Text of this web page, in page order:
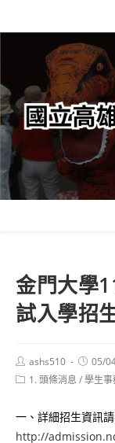
轉
要
內
容
金門大學
試入學招
Post
author:
ashs510
Post05/
Post1. 頭條消息 /學生事
一、詳細招生資訊
http://